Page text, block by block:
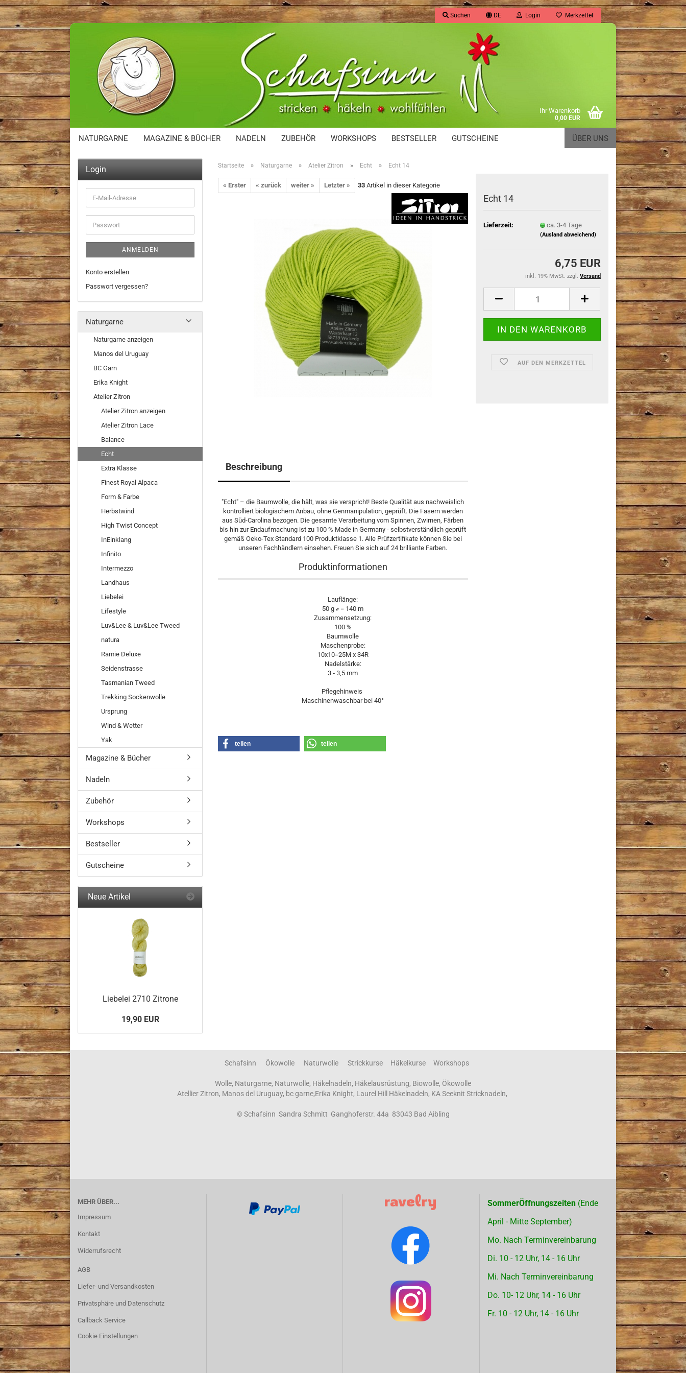
Suchen DE Login Merkzettel
Ihr Warenkorb
0,00 EUR
NATURGARNE MAGAZINE & BÜCHER NADELN ZUBEHÖR WORKSHOPS BESTSELLER GUTSCHEINE ÜBER UNS
Startseite » Naturgarne » Atelier Zitron » Echt » Echt 14
« Erster « zurück weiter » Letzter » 33 Artikel in dieser Kategorie
Echt 14
Lieferzeit: ca. 3-4 Tage
(Ausland abweichend)
6,75 EUR
inkl. 19% MwSt. zzgl. Versand
AUF DEN MERKZETTEL
Beschreibung
"Echt" – die Baumwolle, die hält, was sie verspricht! Beste Qualität aus nachweislich
kontrolliert biologischem Anbau, ohne Genmanipulation, geprüft. Die Fasern werden
aus Süd-Carolina bezogen. Die gesamte Verarbeitung vom Spinnen, Zwirnen, Färben
bis hin zur Endaufmachung ist zu 100 % Made in Germany - selbstverständlich geprüft
gemäß Oeko-Tex Standard 100 Produktklasse 1. Alle Prüfzertifikate können Sie bei
unseren Fachhändlern einsehen. Freuen Sie sich auf 24 brilliante Farben.
Produktinformationen
Lauflänge:
50 g ℯ = 140 m
Zusammensetzung:
100 %
Baumwolle
Maschenprobe:
10x10=25M x 34R
Nadelstärke:
3 ‐ 3,5 mm
Pflegehinweis
Maschinenwaschbar bei 40°
teilen teilen
Login
E-
Mail-
Adresse
Passwort
ANMELDEN
Konto erstellen
Passwort vergessen?
Naturgarne
Naturgarne anzeigen
Manos del Uruguay
BC Garn
Erika Knight
Atelier Zitron
Atelier Zitron anzeigen
Atelier Zitron Lace
Balance
Echt
Extra Klasse
Finest Royal Alpaca
Form & Farbe
Herbstwind
High Twist Concept
InEinklang
Infinito
Intermezzo
Landhaus
Liebelei
Lifestyle
Luv&Lee & Luv&Lee Tweed
natura
Ramie Deluxe
Seidenstrasse
Tasmanian Tweed
Trekking Sockenwolle
Ursprung
Wind & Wetter
Yak
Magazine & Bücher
Nadeln
Zubehör
Workshops
Bestseller
Gutscheine
Neue Artikel
Liebelei 2710 Zitrone
19,90 EUR
Schafsinn Ökowolle Naturwolle Strickkurse Häkelkurse Workshops
Wolle, Naturgarne, Naturwolle, Häkelnadeln, Häkelausrüstung, Biowolle, Ökowolle
Atellier Zitron, Manos del Uruguay, bc garne,Erika Knight, Laurel Hill Häkelnadeln, KA Seeknit Stricknadeln,
© Schafsinn Sandra Schmitt Ganghoferstr. 44a 83043 Bad Aibling
MEHR ÜBER...
Impressum
Kontakt
Widerrufsrecht
AGB
Liefer- und Versandkosten
Privatsphäre und Datenschutz
Callback Service
Cookie Einstellungen
SommerÖffnungszeiten(Ende
April - Mitte September)
Mo. Nach Terminvereinbarung
Di. 10 - 12 Uhr, 14 - 16 Uhr
Mi. Nach Terminvereinbarung
Do. 10- 12 Uhr, 14 - 16 Uhr
Fr. 10 - 12 Uhr, 14 - 16 Uhr